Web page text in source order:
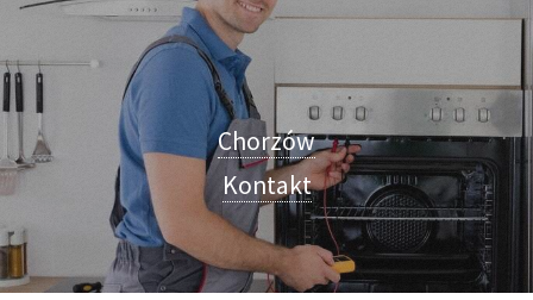
Chorzów
Kontakt